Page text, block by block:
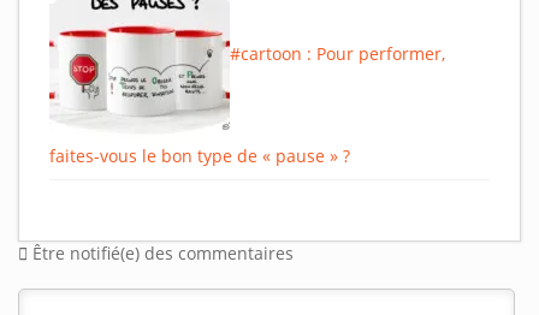
#cartoon : Pour performer,
faites-vous le bon type de « pause » ?
Être notifié(e) des commentaires